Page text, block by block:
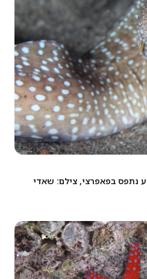
נתפס בפאפרצי, צילם: שאדי